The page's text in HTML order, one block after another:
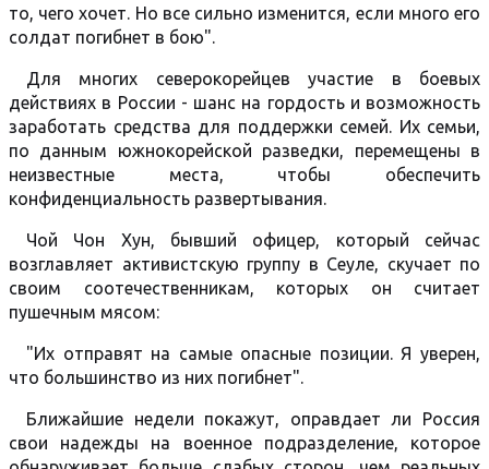
то, чего хочет. Но все сильно изменится, если много его
солдат погибнет в бою".
Для многих северокорейцев участие в боевых
действиях в России - шанс на гордость и возможность
заработать средства для поддержки семей. Их семьи,
по данным южнокорейской разведки, перемещены в
неизвестные места, чтобы обеспечить
конфиденциальность развертывания.
Чой Чон Хун, бывший офицер, который сейчас
возглавляет активистскую группу в Сеуле, скучает по
своим соотечественникам, которых он считает
пушечным мясом:
"Их отправят на самые опасные позиции. Я уверен,
что большинство из них погибнет".
Ближайшие недели покажут, оправдает ли Россия
свои надежды на военное подразделение, которое